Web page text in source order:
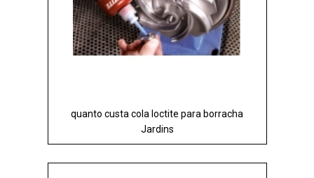
quanto custa cola loctite para borracha
Jardins